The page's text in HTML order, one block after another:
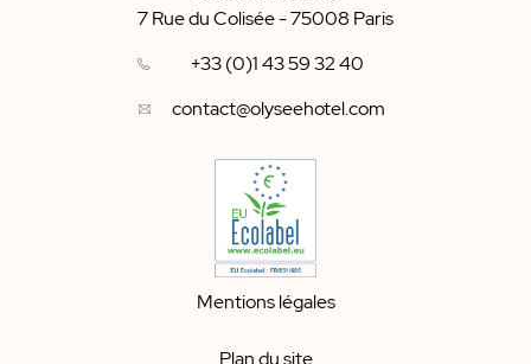
7 Rue du Colisée-75008 Paris
+33 (0)1 43 59 32 40
contact@olyseehotel.com
Mentions légales
Plan du site